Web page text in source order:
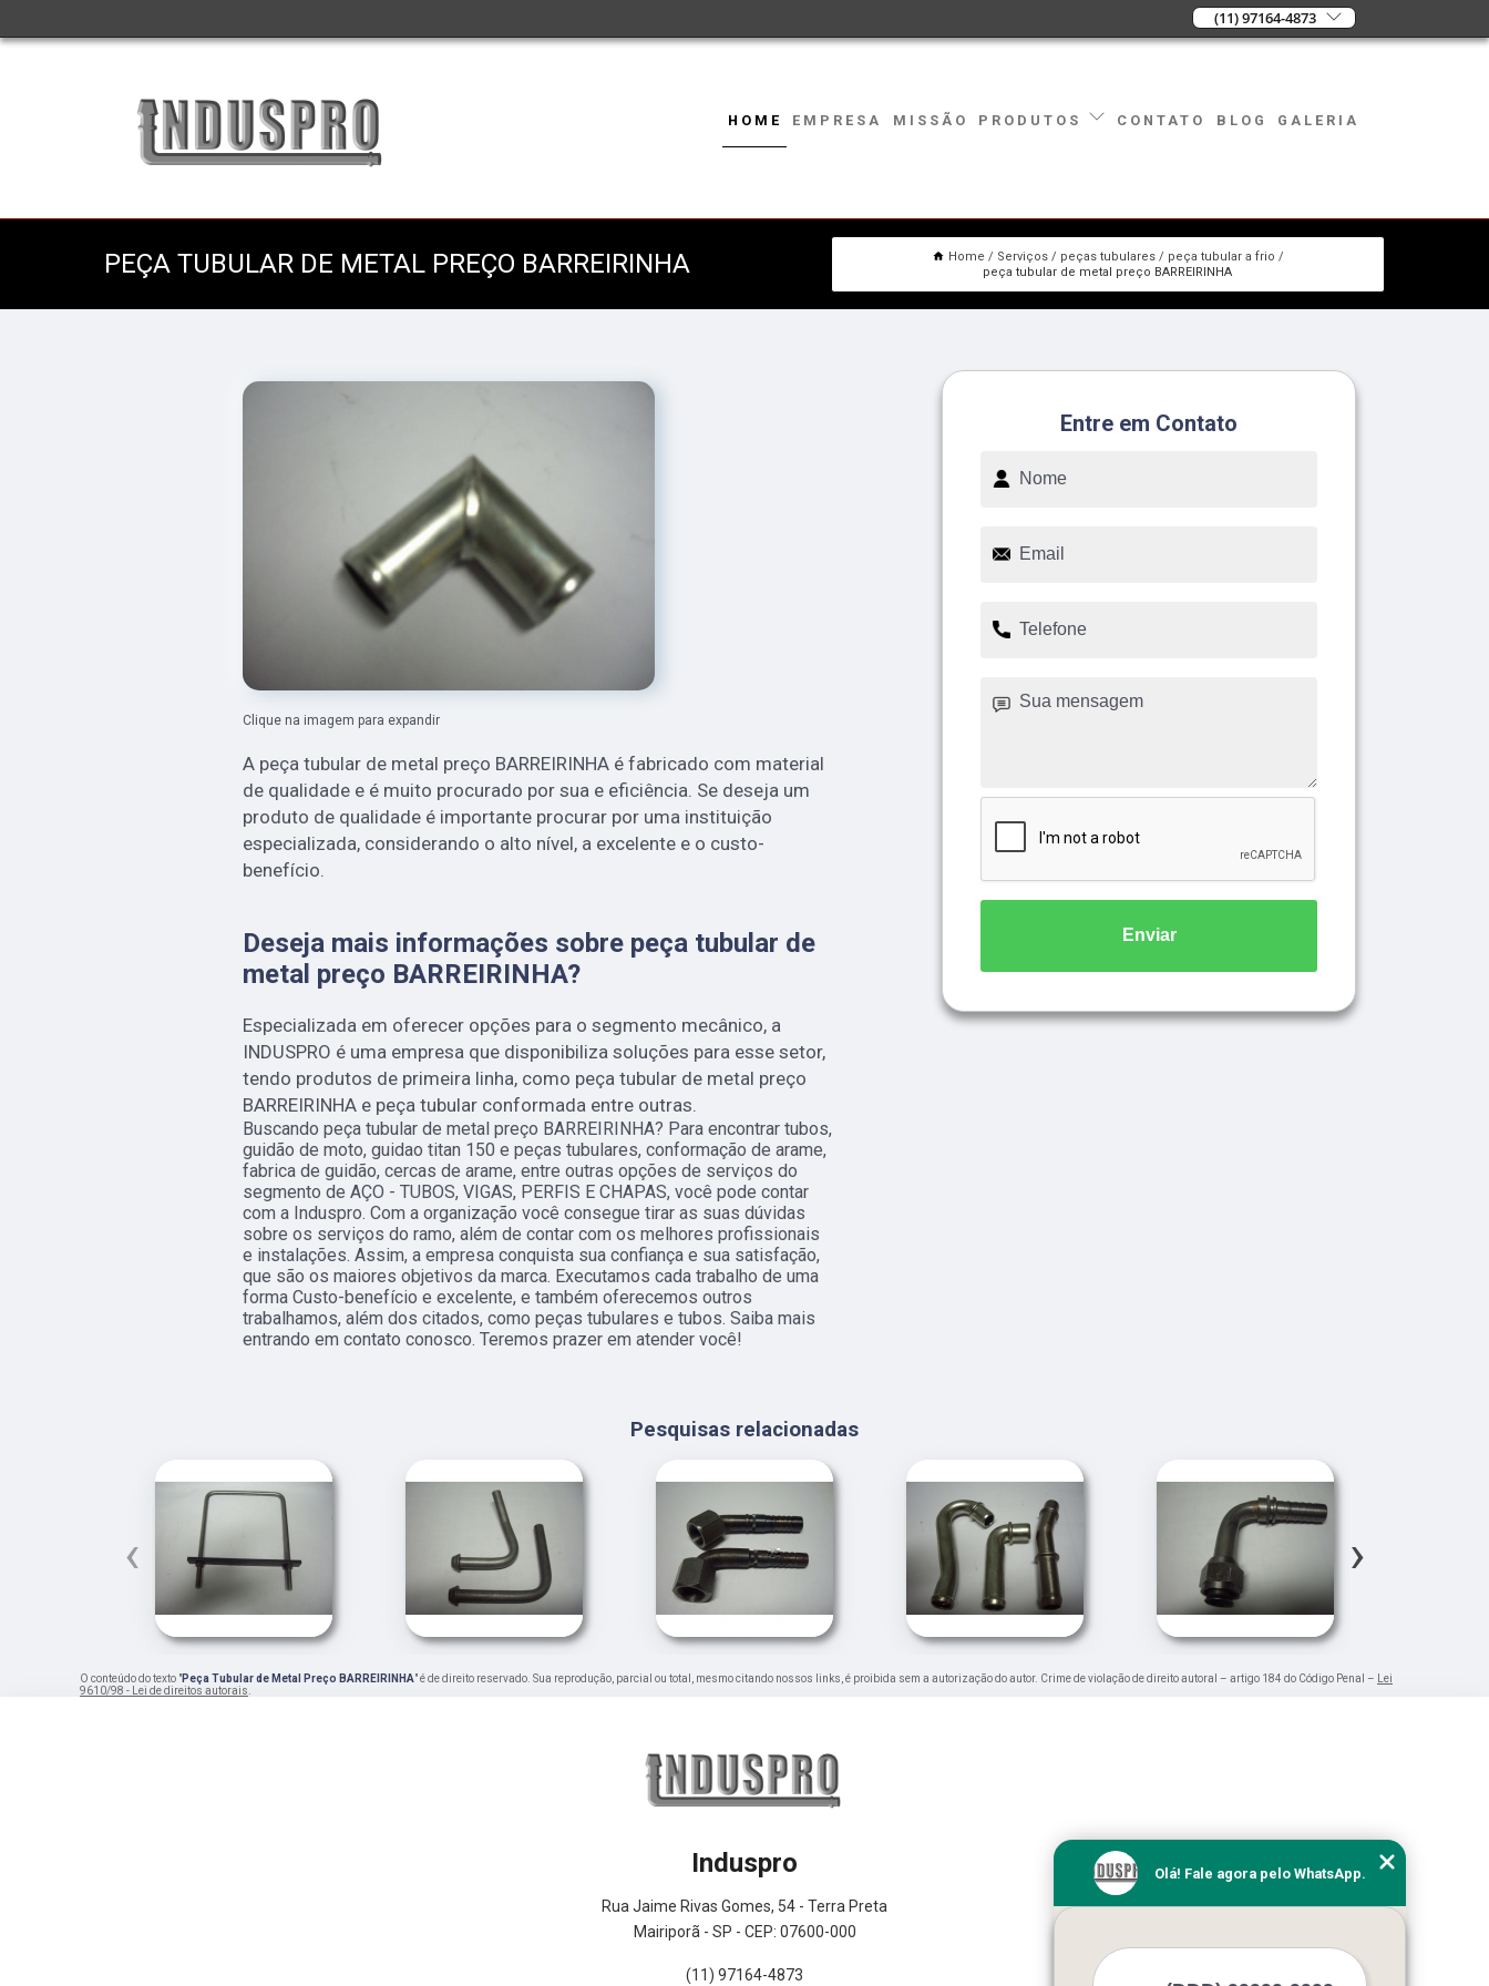
(11) 97164-4873
HOME EMPRESA MISSÃO PRODUTOS CONTATO BLOG GALERIA
PEÇA TUBULAR DE METAL PREÇO BARREIRINHA Home Serviços peças tubulares
peça tubular a frio
peça tubular de metal preço BARREIRINHA
Clique na imagem para expandir
A peça tubular de metal preço BARREIRINHA é fabricado com material
de qualidade e é muito procurado por sua e eficiência. Se deseja um
produto de qualidade é importante procurar por uma instituição
especializada, considerando o alto nível, a excelente e o custo-
benefício.
Deseja mais informações sobre peça tubular de
metal preço BARREIRINHA?
Especializada em oferecer opções para o segmento mecânico, a
INDUSPRO é uma empresa que disponibiliza soluções para esse setor,
tendo produtos de primeira linha, como peça tubular de metal preço
BARREIRINHA e peça tubular conformada entre outras.
Buscando peça tubular de metal preço BARREIRINHA? Para encontrar tubos,
guidão de moto, guidao titan 150 e peças tubulares, conformação de arame,
fabrica de guidão, cercas de arame, entre outras opções de serviços do
segmento de AÇO - TUBOS, VIGAS, PERFIS E CHAPAS, você pode contar
com a Induspro. Com a organização você consegue tirar as suas dúvidas
sobre os serviços do ramo, além de contar com os melhores profissionais
e instalações. Assim, a empresa conquista sua confiança e sua satisfação,
que são os maiores objetivos da marca. Executamos cada trabalho de uma
forma Custo-benefício e excelente, e também oferecemos outros
trabalhamos, além dos citados, como peças tubulares e tubos. Saiba mais
entrando em contato conosco. Teremos prazer em atender você!
Entre em Contato
Enviar
Pesquisas relacionadas
‹ ›
O conteúdo do texto "Peça Tubular de Metal Preço BARREIRINHA" é de direito reservado. Sua reprodução, parcial ou total, mesmo citando nossos links, é proibida sem a autorização do autor. Crime de violação de direito autoral – artigo 184 do Código Penal – Lei
9610/98 - Lei de direitos autorais.
Induspro
Rua Jaime Rivas Gomes, 54 - Terra Preta
Mairiporã - SP - CEP: 07600-000
(11) 97164-4873
Olá! Fale agora pelo WhatsApp.